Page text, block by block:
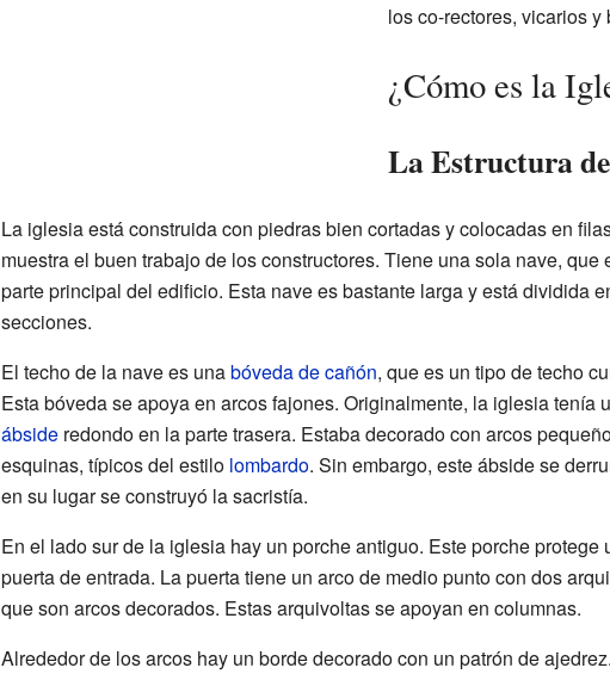
los co-rectores, vicarios y
¿Cómo es la
La Estructura
La iglesia está construida con piedras bien cortadas y colocadas en
muestra el buen trabajo de los constructores. Tiene una sola nave, que
parte principal del edificio. Esta nave es bastante larga y está dividida
secciones.
El techo de la nave es unabóveda de cañón, que es un tipo de techo
Esta bóveda se apoya en arcos fajones. Originalmente, la iglesia tenía
ábsideredondo en la parte trasera. Estaba decorado con arcos
esquinas, típicos del estilo lombardo. Sin embargo, este ábside se
en su lugar se construyó la sacristía.
En el lado sur de la iglesia hay un porche antiguo. Este porche protege
puerta de entrada. La puerta tiene un arco de medio punto con dos
que son arcos decorados. Estas arquivoltas se apoyan en columnas.
Alrededor de los arcos hay un borde decorado con un patrón de